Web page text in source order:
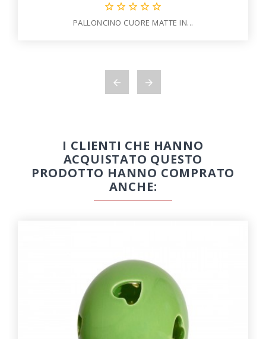
    
PALLONCINO CUORE MATTE IN...
 
I CLIENTI CHE HANNO
ACQUISTATO QUESTO
PRODOTTO HANNO COMPRATO
ANCHE: